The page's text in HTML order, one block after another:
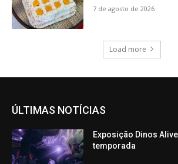
7 de agosto de 2026
Load more
ÚLTIMAS NOTÍCIAS
Exposição Dinos
temporada